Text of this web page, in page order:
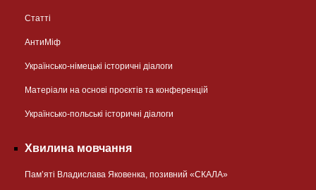
Статті
АнтиМіф
Українсько-німецькі історичні діалоги
Матеріали на основі проєктів та конференцій
Українсько-польські історичні діалоги
Хвилина мовчання
Пам’яті Владислава Яковенка, позивний «СКАЛА»